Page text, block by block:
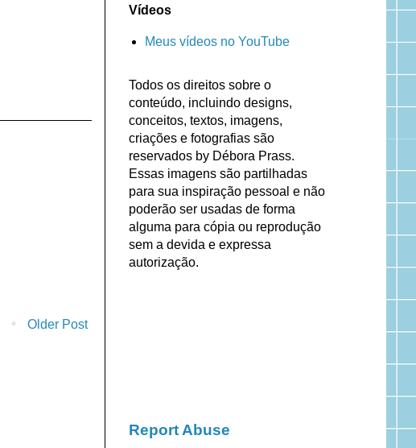
Older Post
Vídeos
Meus vídeos no YouTube
Todos os direitos sobre o
conteúdo, incluindo designs,
conceitos, textos, imagens,
criações e fotografias são
reservados by Débora Prass.
Essas imagens são partilhadas
para sua inspiração pessoal e não
poderão ser usadas de forma
alguma para cópia ou reprodução
sem a devida e expressa
autorização.
Report Abuse